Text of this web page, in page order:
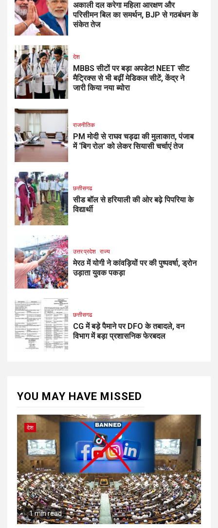
अकाली दल करेगा महिला आरक्षण और
परिसीमन बिल का समर्थन, BJP से गठबंधन के
संकेत तेज
देश
MBBS सीटों पर बड़ा अपडेट! NEET सीट
मैट्रिक्स से भी बढ़ीं मेडिकल सीटें, केंद्र ने
जारी किया नया ब्योरा
राजनीतिक
PM मोदी से राघव चड्ढा की मुलाकात, पंजाब
में ‘बिग रोल’ को लेकर सियासी चर्चाएं तेज
छत्तीसगढ
सीड बॉल से हरियाली की ओर बढ़े पिपरिया के
विद्यार्थी
उत्तर प्रदेश राज्य
मेरठ में योगी ने कांवड़ियों पर की पुष्पवर्षा, ड्रोन
उड़ाता युवक पकड़ा
छत्तीसगढ
CG में बड़े पैमाने पर DFO के तबादले, वन
विभाग में बड़ा प्रशासनिक फेरबदल
YOU MAY HAVE MISSED
देश
1 min read